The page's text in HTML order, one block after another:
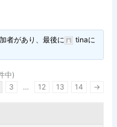
者があり、最後に tinaに
中)
3 … 12 13 14 →